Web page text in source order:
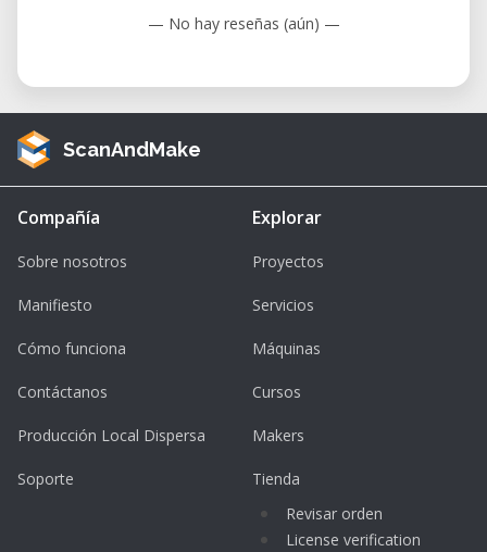
— No hay reseñas (aún) —
ScanAndMake
Compañía
Sobre nosotros
Manifiesto
Cómo funciona
Contáctanos
Producción Local Dispersa
Soporte
Explorar
Proyectos
Servicios
Máquinas
Cursos
Makers
Tienda
Revisar orden
License verification